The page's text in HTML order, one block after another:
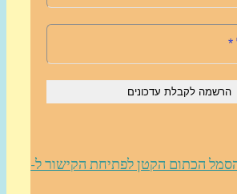
הקטן לפתיחת הקישור ל-